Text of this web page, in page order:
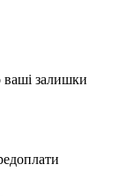
ваші залишки